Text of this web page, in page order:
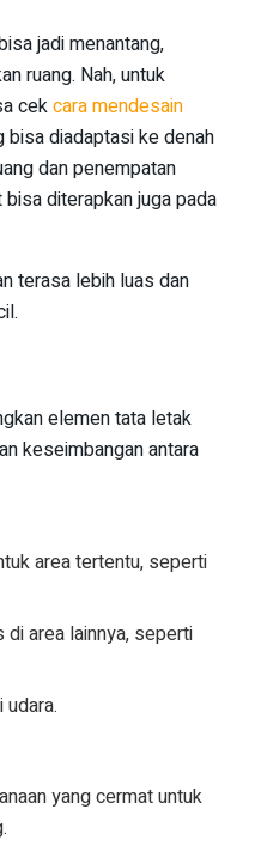
jadi menantang,
ruang. Nah, untuk
cekcara mendesain
bisa diadaptasi ke denah
dan penempatan
diterapkan juga pada
terasa lebih luas dan
elemen tata letak
keseimbangan antara
area tertentu, seperti
area lainnya, seperti
yang cermat untuk